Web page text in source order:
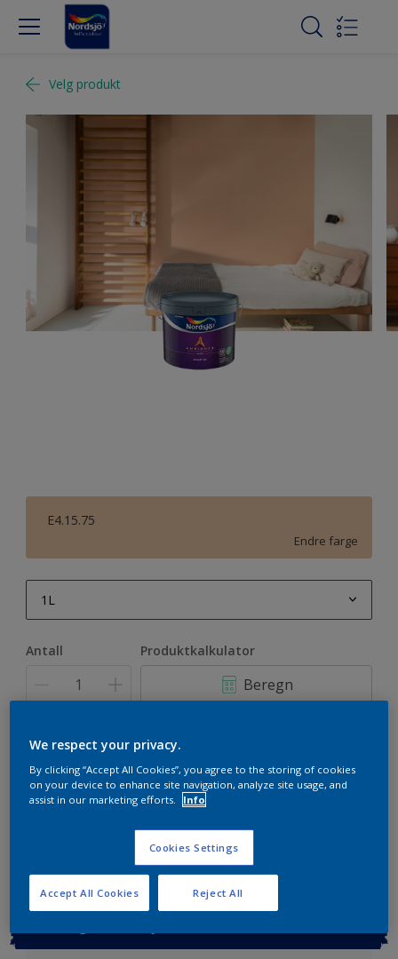
Velg produkt
E4.15.75
Endre farge
1L
5L
Antall Produktkalkulator
Beregn
Legg i handleliste
We respect your privacy.
By clicking “Accept All Cookies”, you agree to the storing of cookies
on your device to enhance site navigation, analyze site usage, and
assist in our marketing efforts.
Info
Cookies Settings
Reject All
Accept All Cookies